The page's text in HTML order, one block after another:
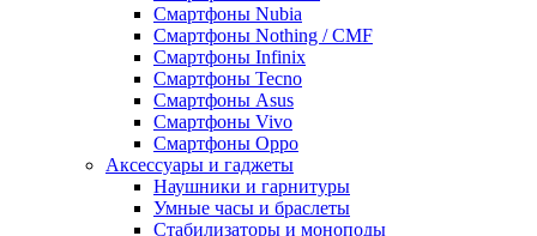
Смартфоны Nubia
Смартфоны Nothing / CMF
Смартфоны Infinix
Смартфоны Tecno
Смартфоны Asus
Смартфоны Vivo
Смартфоны Oppo
Аксессуары и гаджеты
Наушники и гарнитуры
Умные часы и браслеты
Стабилизаторы и моноподы